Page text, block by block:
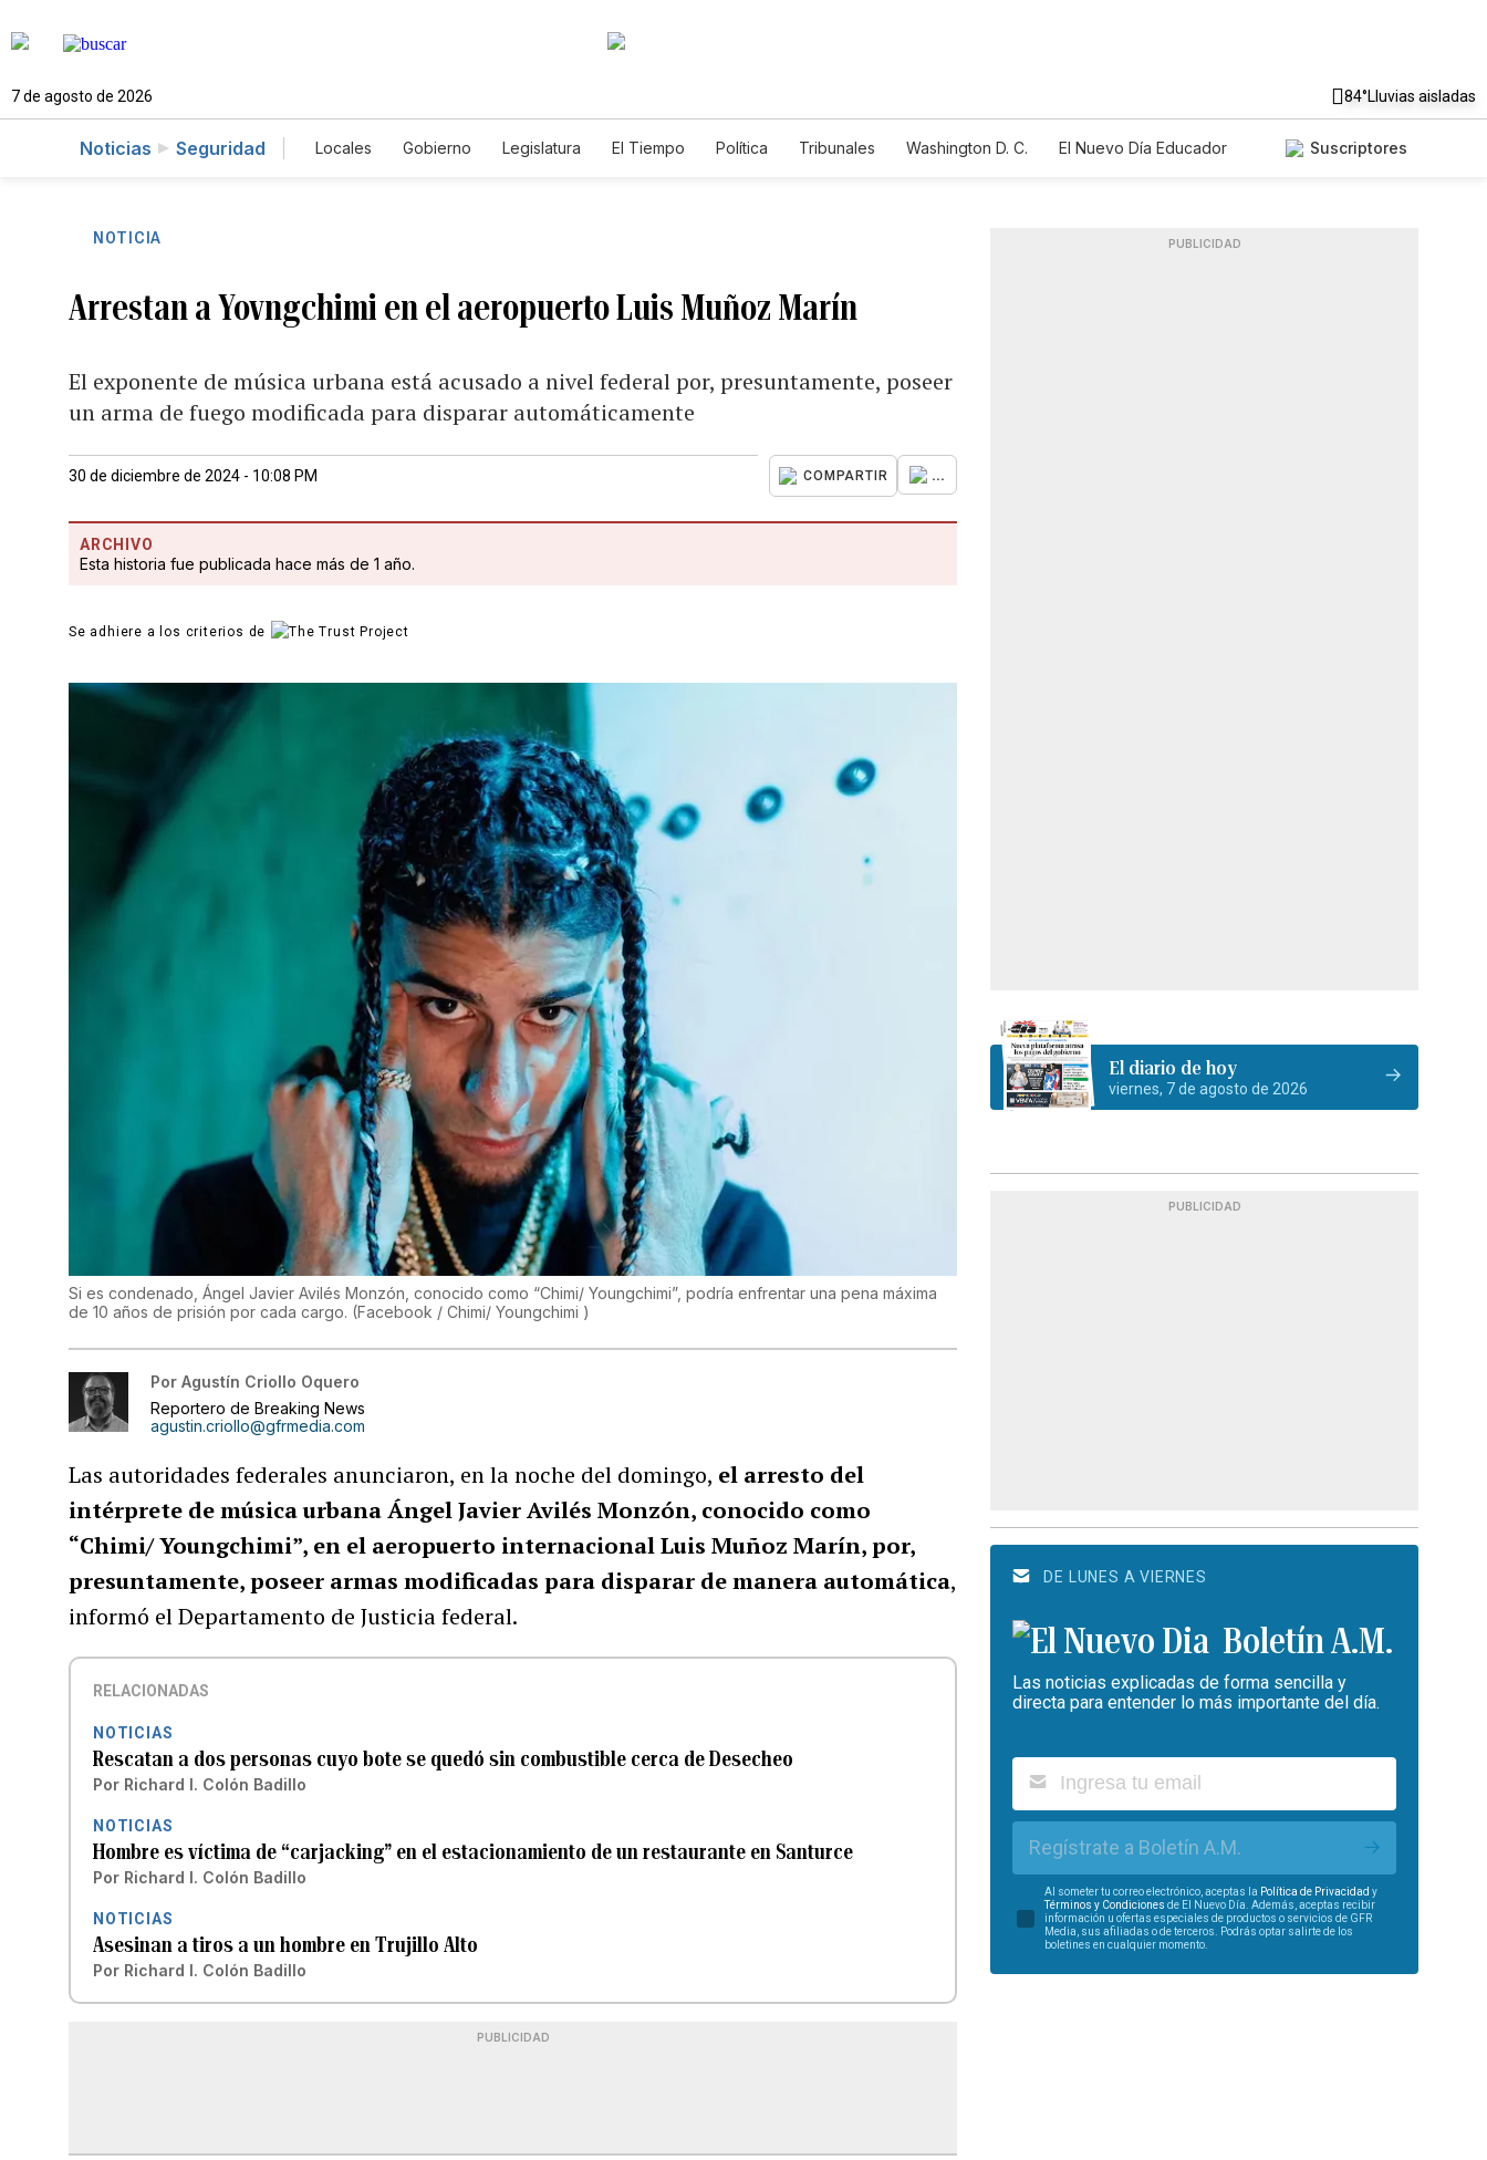
7 de agosto de 2026 84°Lluvias aisladas
Noticias Seguridad Locales Gobierno Legislatura El Tiempo Política Tribunales Washington D. C.
El Nuevo Día Educador
Suscriptores
NOTICIA
Arrestan a Yovngchimi en el aeropuerto Luis Muñoz Marín
El exponente de música urbana está acusado a nivel federal por, presuntamente, poseer
un arma de fuego modificada para disparar automáticamente
30 de diciembre de 2024 - 10:08 PM COMPARTIR ...
ARCHIVO
Esta historia fue publicada hace más de 1 año.
Se adhiere a los criterios de
Si es condenado, Ángel Javier Avilés Monzón, conocido como “Chimi/ Youngchimi”, podría enfrentar una pena máxima
de 10 años de prisión por cada cargo. (Facebook / Chimi/ Youngchimi )
Por Agustín Criollo Oquero
Reportero de Breaking News
agustin.criollo@gfrmedia.com
Las autoridades federales anunciaron, en la noche del domingo, el arresto del
intérprete de música urbana Ángel Javier Avilés Monzón, conocido como
“Chimi/ Youngchimi”, en el aeropuerto internacional Luis Muñoz Marín, por,
presuntamente, poseer armas modificadas para disparar de manera automática,
informó el Departamento de Justicia federal.
RELACIONADAS
NOTICIAS
Rescatan a dos personas cuyo bote se quedó sin combustible cerca de Desecheo
Por Richard I. Colón Badillo
NOTICIAS
Hombre es víctima de “carjacking” en el estacionamiento de un restaurante en Santurce
Por Richard I. Colón Badillo
NOTICIAS
Asesinan a tiros a un hombre en Trujillo Alto
Por Richard I. Colón Badillo
PUBLICIDAD
PUBLICIDAD
El diario de hoy
viernes, 7 de agosto de 2026
PUBLICIDAD
DE LUNES A VIERNES
Boletín A.M.
Las noticias explicadas de forma sencilla y
directa para entender lo más importante del día.
Regístrate a Boletín A.M.
Al someter tu correo electrónico, aceptas la Política de Privacidad y
Términos y Condiciones de El Nuevo Día. Además, aceptas recibir
información u ofertas especiales de productos o servicios de GFR
Media, sus afiliadas o de terceros. Podrás optar salirte de los
boletines en cualquier momento.